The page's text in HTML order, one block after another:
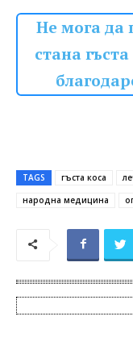
Не мога да
стана
TAGS гъста коса
народна медицина